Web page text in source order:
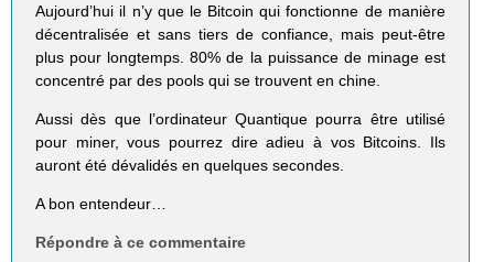
Aujourd’hui il n’y que le Bitcoin qui fonctionne de manière
décentralisée et sans tiers de confiance, mais peut-être
plus pour longtemps. 80% de la puissance de minage est
concentré par des pools qui se trouvent en chine.
Aussi dès que l’ordinateur Quantique pourra être utilisé
pour miner, vous pourrez dire adieu à vos Bitcoins. Ils
auront été dévalidés en quelques secondes.
A bon entendeur…
Répondre à ce commentaire